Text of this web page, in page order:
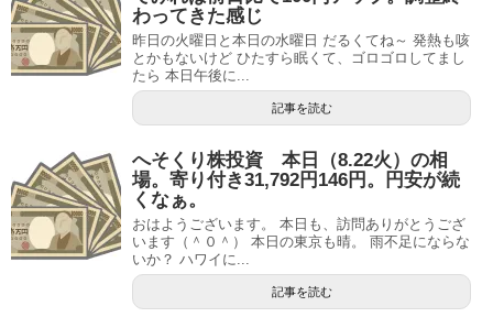
わってきた感じ
昨日の火曜日と本日の水曜日 だるくてね～ 発熱も咳
とかもないけど ひたすら眠くて、ゴロゴロしてまし
たら 本日午後に...
記事を読む
へそくり株投資 本日（8.22火）の相
場。寄り付き31,792円146円。円安が続
くなぁ。
おはようございます。 本日も、訪問ありがとうござ
います（＾０＾） 本日の東京も晴。 雨不足にならな
いか？ ハワイに...
記事を読む